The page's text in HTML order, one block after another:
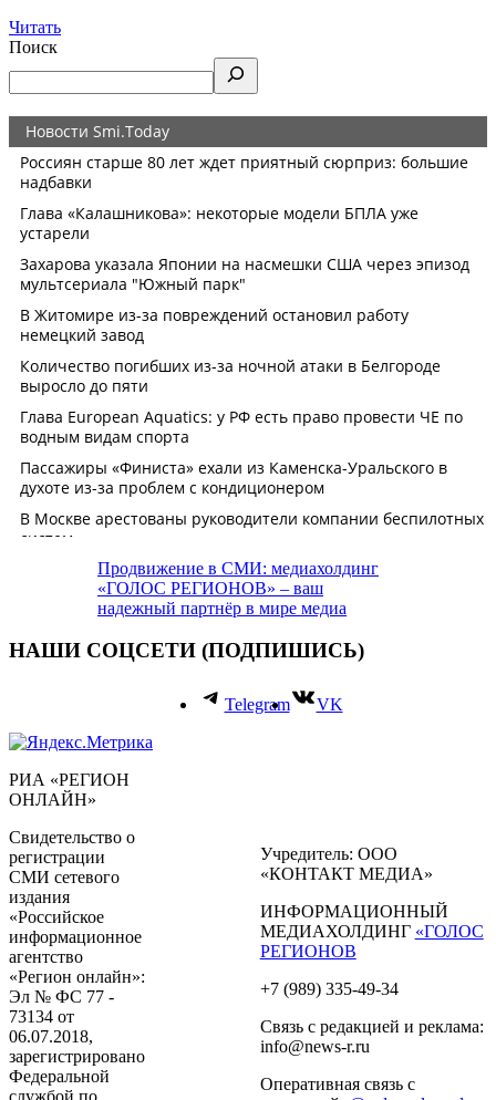
Читать
Поиск
Продвижение в СМИ: медиахолдинг
«ГОЛОС РЕГИОНОВ» – ваш
надежный партнёр в мире медиа
НАШИ СОЦСЕТИ (ПОДПИШИСЬ)
Telegram VK
РИА «РЕГИОН
ОНЛАЙН»
Свидетельство о
регистрации
СМИ сетевого
издания
«Российское
информационное
агентство
«Регион онлайн»:
Эл № ФС 77 -
73134 от
06.07.2018,
зарегистрировано
Федеральной
службой по
Учредитель: ООО
«КОНТАКТ МЕДИА»
ИНФОРМАЦИОННЫЙ
МЕДИАХОЛДИНГ «ГОЛОС
РЕГИОНОВ
+7 (989) 335-49-34
Связь с редакцией и реклама:
info@news-r.ru
Оперативная связь с